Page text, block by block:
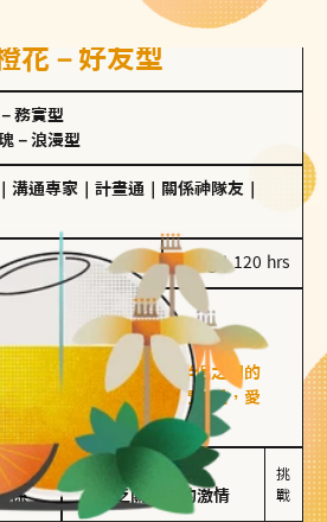
花－好友型
－ 務實型
－ 浪漫型
溝通專家 計畫通 關係神隊友
100 g｜120 hrs
好友型
佛手柑、橙花
生活中的點滴，重視與伴侶之間的
是重要的關鍵詞。對他們來說，愛
靈深處的共鳴和理解。
係
不喜歡變化
缺乏關係中的激情
挑
戰